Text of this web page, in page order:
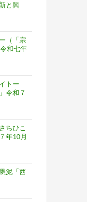
と興
（「宗
和七年
トー
令和７
ちひこ
年10月
泥「西